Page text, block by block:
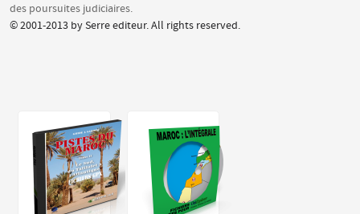
des poursuites judiciaires.
© 2001-2013 by Serre editeur. All rights reserved.